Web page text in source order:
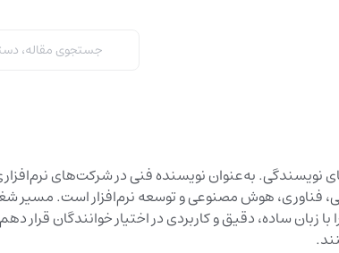
فنی و مهارت‌های نویسندگی. به‌عنوان نویسنده فنی در شرکت‌های
فناوری، هوش مصنوعی و توسعه نرم‌افزار است. مسیر
ساده، دقیق و کاربردی در اختیار خوانندگان قرار